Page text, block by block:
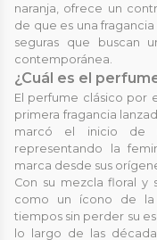
naranja, ofrece un
de que es una
seguras que buscan
contemporánea.
¿Cuál es el
El perfume clásico por
primera fragancia
marcó el inicio de
representando la
marca desde sus
Con su mezcla floral y
como un ícono de la
tiempos sin perder su
lo largo de las